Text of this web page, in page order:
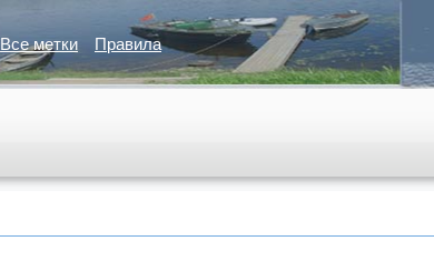
Все метки Правила